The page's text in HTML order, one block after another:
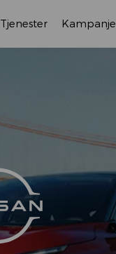
Tjenester Kampanje